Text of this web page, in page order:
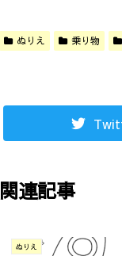
ぬりえ 乗り物
関連記事
ぬりえ